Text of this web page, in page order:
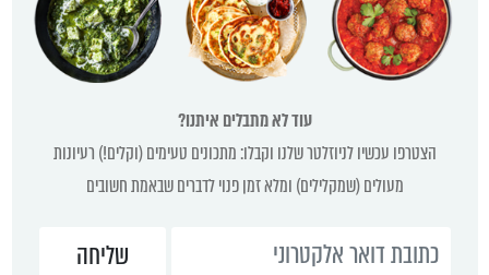
עוד לא מתבלים איתנו?
הצטרפו עכשיו לניוזלטר שלנו וקבלו: מתכונים טעימים (וקלים!) רעיונות
מעולים (שמקלילים) ומלא זמן פנוי לדברים שבאמת חשובים